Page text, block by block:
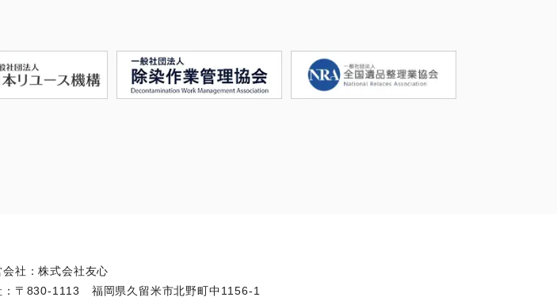
会社：株式会社友心
：〒830-1113 福岡県久留米市北野町中1156-1